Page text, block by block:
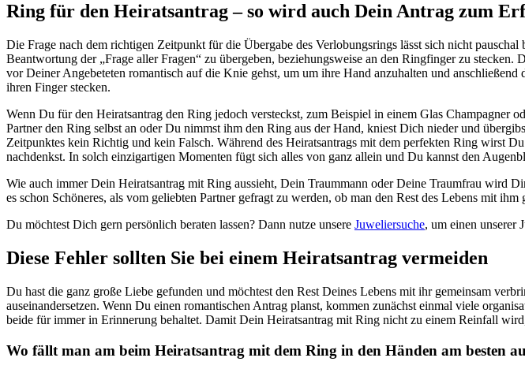
Ring für den Heiratsantrag – so wird auch Dein Antrag zum
Die Frage nach dem richtigen Zeitpunkt für die Übergabe des Verlobungsrings lässt sich nicht
Beantwortung der „Frage aller Fragen“ zu übergeben, beziehungsweise an den Ringfinger zu
vor Deiner Angebeteten romantisch auf die Knie gehst, um um ihre Hand anzuhalten und
ihren Finger stecken.
Wenn Du für den Heiratsantrag den Ring jedoch versteckst, zum Beispiel in einem Glas Champagner
Partner den Ring selbst an oder Du nimmst ihm den Ring aus der Hand, kniest Dich nieder und
Zeitpunktes kein Richtig und kein Falsch. Während des Heiratsantrags mit dem perfekten Ring wirst
nachdenkst. In solch einzigartigen Momenten fügt sich alles von ganz allein und Du kannst den
Wie auch immer Dein Heiratsantrag mit Ring aussieht, Dein Traummann oder Deine Traumfrau wird
es schon Schöneres, als vom geliebten Partner gefragt zu werden, ob man den Rest des Lebens mit ihm
Du möchtest Dich gern persönlich beraten lassen? Dann nutze unsere Juweliersuche, um einen unserer
Diese Fehler sollten Sie bei einem Heiratsantrag vermeiden
Du hast die ganz große Liebe gefunden und möchtest den Rest Deines Lebens mit ihr gemeinsam
auseinandersetzen. Wenn Du einen romantischen Antrag planst, kommen zunächst einmal viele
beide für immer in Erinnerung behaltet. Damit Dein Heiratsantrag mit Ring nicht zu einem Reinfall
Wo fällt man am beim Heiratsantrag mit dem Ring in den Händen am besten